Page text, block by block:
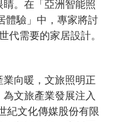
。在「亞洲智能照
體驗」中，專家將討
代需要的家居設計。
向暖，文旅照明正
文旅產業發展注入
紀文化傳媒股份有限